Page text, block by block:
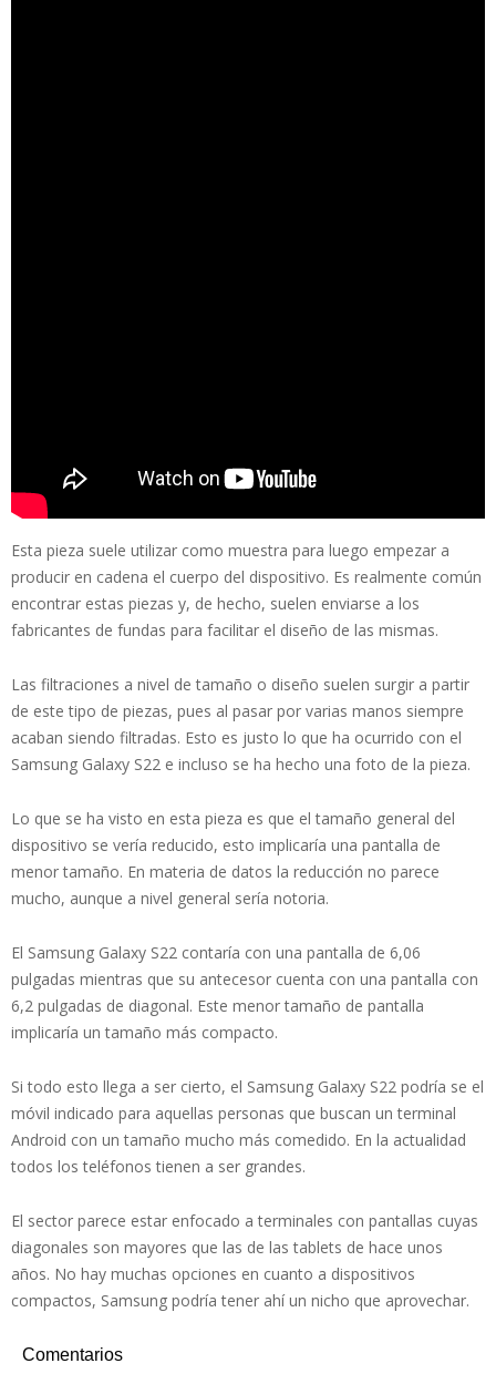
Esta pieza suele utilizar como muestra para luego empezar a
producir en cadena el cuerpo del dispositivo. Es realmente común
encontrar estas piezas y, de hecho, suelen enviarse a los
fabricantes de fundas para facilitar el diseño de las mismas.
Las filtraciones a nivel de tamaño o diseño suelen surgir a partir
de este tipo de piezas, pues al pasar por varias manos siempre
acaban siendo filtradas. Esto es justo lo que ha ocurrido con el
Samsung Galaxy S22 e incluso se ha hecho una foto de la pieza.
Lo que se ha visto en esta pieza es que el tamaño general del
dispositivo se vería reducido, esto implicaría una pantalla de
menor tamaño. En materia de datos la reducción no parece
mucho, aunque a nivel general sería notoria.
El Samsung Galaxy S22 contaría con una pantalla de 6,06
pulgadas mientras que su antecesor cuenta con una pantalla con
6,2 pulgadas de diagonal. Este menor tamaño de pantalla
implicaría un tamaño más compacto.
Si todo esto llega a ser cierto, el Samsung Galaxy S22 podría se el
móvil indicado para aquellas personas que buscan un terminal
Android con un tamaño mucho más comedido. En la actualidad
todos los teléfonos tienen a ser grandes.
El sector parece estar enfocado a terminales con pantallas cuyas
diagonales son mayores que las de las tablets de hace unos
años. No hay muchas opciones en cuanto a dispositivos
compactos, Samsung podría tener ahí un nicho que aprovechar.
Comentarios